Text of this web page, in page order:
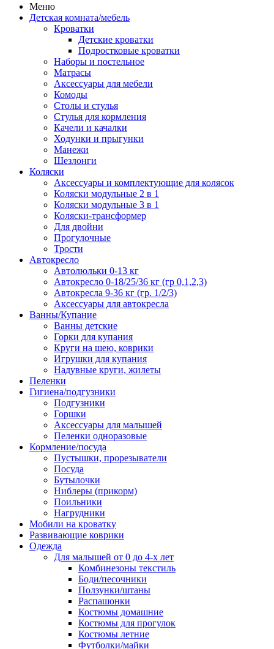
Меню
Детская комната/мебель
Кроватки
Детские кроватки
Подростковые кроватки
Наборы и постельное
Матрасы
Аксессуары для мебели
Комоды
Столы и стулья
Стулья для кормления
Качели и качалки
Ходунки и прыгунки
Манежи
Шезлонги
Коляски
Аксессуары и комплектующие для колясок
Коляски модульные 2 в 1
Коляски модульные 3 в 1
Коляски-трансформер
Для двойни
Прогулочные
Трости
Автокресло
Автолюльки 0-13 кг
Автокресло 0-18/25/36 кг (гр 0,1,2,3)
Автокресла 9-36 кг (гр. 1/2/3)
Аксессуары для автокресла
Ванны/Купание
Ванны детские
Горки для купания
Круги на шею, коврики
Игрушки для купания
Надувные круги, жилеты
Пеленки
Гигиена/подгузники
Подгузники
Горшки
Аксессуары для малышей
Пеленки одноразовые
Кормление/посуда
Пустышки, прорезыватели
Посуда
Бутылочки
Ниблеры (прикорм)
Поильники
Нагрудники
Мобили на кроватку
Развивающие коврики
Одежда
Для малышей от 0 до 4-х лет
Комбинезоны текстиль
Боди/песочники
Ползунки/штаны
Распашонки
Костюмы домашние
Костюмы для прогулок
Костюмы летние
Футболки/майки